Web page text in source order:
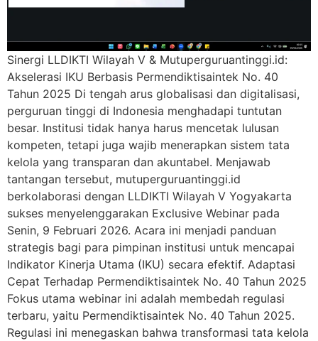
Sinergi LLDIKTI Wilayah V & Mutuperguruantinggi.id:
Akselerasi IKU Berbasis Permendiktisaintek No. 40
Tahun 2025 Di tengah arus globalisasi dan digitalisasi,
perguruan tinggi di Indonesia menghadapi tuntutan
besar. Institusi tidak hanya harus mencetak lulusan
kompeten, tetapi juga wajib menerapkan sistem tata
kelola yang transparan dan akuntabel. Menjawab
tantangan tersebut, mutuperguruantinggi.id
berkolaborasi dengan LLDIKTI Wilayah V Yogyakarta
sukses menyelenggarakan Exclusive Webinar pada
Senin, 9 Februari 2026. Acara ini menjadi panduan
strategis bagi para pimpinan institusi untuk mencapai
Indikator Kinerja Utama (IKU) secara efektif. Adaptasi
Cepat Terhadap Permendiktisaintek No. 40 Tahun 2025
Fokus utama webinar ini adalah membedah regulasi
terbaru, yaitu Permendiktisaintek No. 40 Tahun 2025.
Regulasi ini menegaskan bahwa transformasi tata kelola